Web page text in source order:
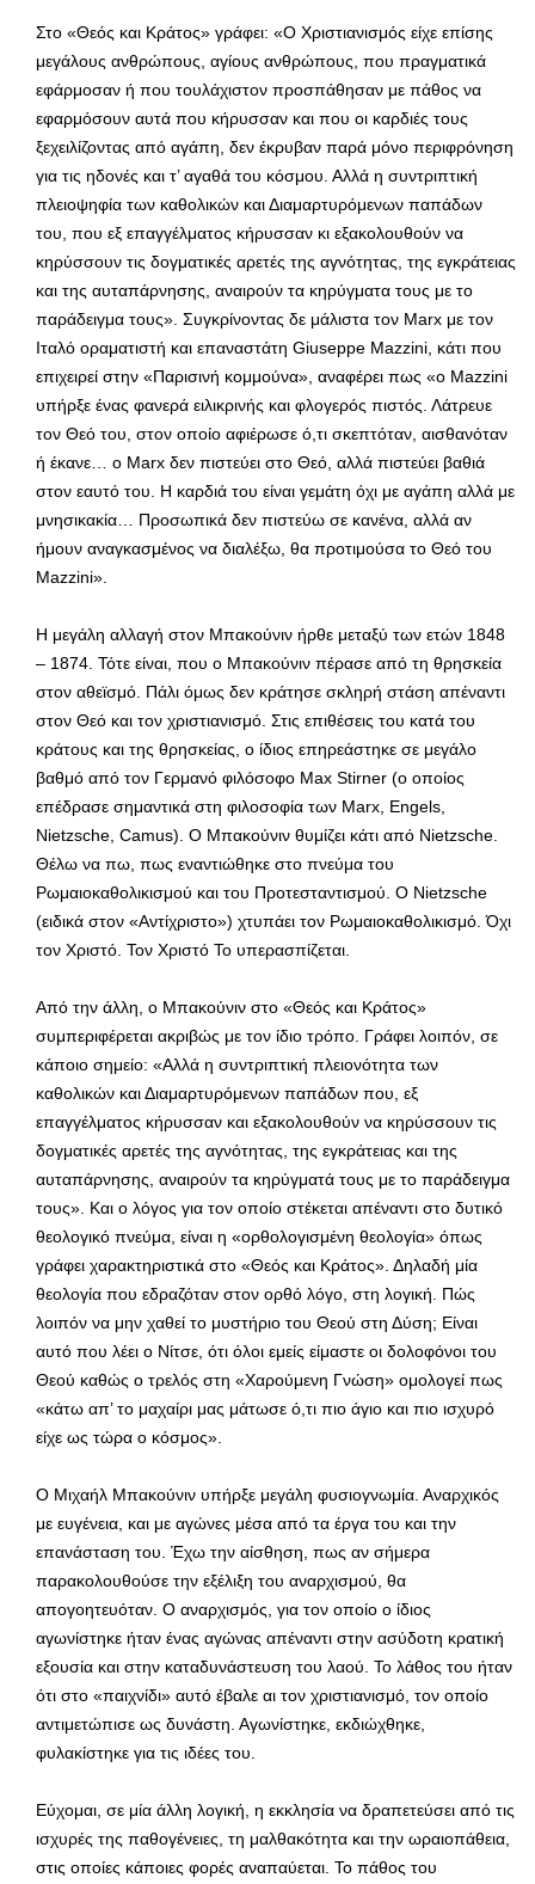
Στο «Θεός και Κράτος» γράφει: «Ο Χριστιανισμός είχε επίσης
μεγάλους ανθρώπους, αγίους ανθρώπους, που πραγματικά
εφάρμοσαν ή που τουλάχιστον προσπάθησαν με πάθος να
εφαρμόσουν αυτά που κήρυσσαν και που οι καρδιές τους
ξεχειλίζοντας από αγάπη, δεν έκρυβαν παρά μόνο περιφρόνηση
για τις ηδονές και τ’ αγαθά του κόσμου. Αλλά η συντριπτική
πλειοψηφία των καθολικών και Διαμαρτυρόμενων παπάδων
του, που εξ επαγγέλματος κήρυσσαν κι εξακολουθούν να
κηρύσσουν τις δογματικές αρετές της αγνότητας, της εγκράτειας
και της αυταπάρνησης, αναιρούν τα κηρύγματα τους με το
παράδειγμα τους». Συγκρίνοντας δε μάλιστα τον Marx με τον
Ιταλό οραματιστή και επαναστάτη Giuseppe Mazzini, κάτι που
επιχειρεί στην «Παρισινή κομμούνα», αναφέρει πως «ο Mazzini
υπήρξε ένας φανερά ειλικρινής και φλογερός πιστός. Λάτρευε
τον Θεό του, στον οποίο αφιέρωσε ό,τι σκεπτόταν, αισθανόταν
ή έκανε… ο Marx δεν πιστεύει στο Θεό, αλλά πιστεύει βαθιά
στον εαυτό του. Η καρδιά του είναι γεμάτη όχι με αγάπη αλλά με
μνησικακία… Προσωπικά δεν πιστεύω σε κανένα, αλλά αν
ήμουν αναγκασμένος να διαλέξω, θα προτιμούσα το Θεό του
Mazzini».
Η μεγάλη αλλαγή στον Μπακούνιν ήρθε μεταξύ των ετών 1848
– 1874. Τότε είναι, που ο Μπακούνιν πέρασε από τη θρησκεία
στον αθεϊσμό. Πάλι όμως δεν κράτησε σκληρή στάση απέναντι
στον Θεό και τον χριστιανισμό. Στις επιθέσεις του κατά του
κράτους και της θρησκείας, ο ίδιος επηρεάστηκε σε μεγάλο
βαθμό από τον Γερμανό φιλόσοφο Max Stirner (ο οποίος
επέδρασε σημαντικά στη φιλοσοφία των Marx, Engels,
Nietzsche, Camus). Ο Μπακούνιν θυμίζει κάτι από Nietzsche.
Θέλω να πω, πως εναντιώθηκε στο πνεύμα του
Ρωμαιοκαθολικισμού και του Προτεσταντισμού. Ο Nietzsche
(ειδικά στον «Αντίχριστο») χτυπάει τον Ρωμαιοκαθολικισμό. Όχι
τον Χριστό. Τον Χριστό Το υπερασπίζεται.
Από την άλλη, ο Μπακούνιν στο «Θεός και Κράτος»
συμπεριφέρεται ακριβώς με τον ίδιο τρόπο. Γράφει λοιπόν, σε
κάποιο σημείο: «Αλλά η συντριπτική πλειονότητα των
καθολικών και Διαμαρτυρόμενων παπάδων που, εξ
επαγγέλματος κήρυσσαν και εξακολουθούν να κηρύσσουν τις
δογματικές αρετές της αγνότητας, της εγκράτειας και της
αυταπάρνησης, αναιρούν τα κηρύγματά τους με το παράδειγμα
τους». Και ο λόγος για τον οποίο στέκεται απέναντι στο δυτικό
θεολογικό πνεύμα, είναι η «ορθολογισμένη θεολογία» όπως
γράφει χαρακτηριστικά στο «Θεός και Κράτος». Δηλαδή μία
θεολογία που εδραζόταν στον ορθό λόγο, στη λογική. Πώς
λοιπόν να μην χαθεί το μυστήριο του Θεού στη Δύση; Είναι
αυτό που λέει ο Νίτσε, ότι όλοι εμείς είμαστε οι δολοφόνοι του
Θεού καθώς ο τρελός στη «Χαρούμενη Γνώση» ομολογεί πως
«κάτω απ’ το μαχαίρι μας μάτωσε ό,τι πιο άγιο και πιο ισχυρό
είχε ως τώρα ο κόσμος».
Ο Μιχαήλ Μπακούνιν υπήρξε μεγάλη φυσιογνωμία. Αναρχικός
με ευγένεια, και με αγώνες μέσα από τα έργα του και την
επανάσταση του. Έχω την αίσθηση, πως αν σήμερα
παρακολουθούσε την εξέλιξη του αναρχισμού, θα
απογοητευόταν. Ο αναρχισμός, για τον οποίο ο ίδιος
αγωνίστηκε ήταν ένας αγώνας απέναντι στην ασύδοτη κρατική
εξουσία και στην καταδυνάστευση του λαού. Το λάθος του ήταν
ότι στο «παιχνίδι» αυτό έβαλε αι τον χριστιανισμό, τον οποίο
αντιμετώπισε ως δυνάστη. Αγωνίστηκε, εκδιώχθηκε,
φυλακίστηκε για τις ιδέες του.
Εύχομαι, σε μία άλλη λογική, η εκκλησία να δραπετεύσει από τις
ισχυρές της παθογένειες, τη μαλθακότητα και την ωραιοπάθεια,
στις οποίες κάποιες φορές αναπαύεται. Το πάθος του